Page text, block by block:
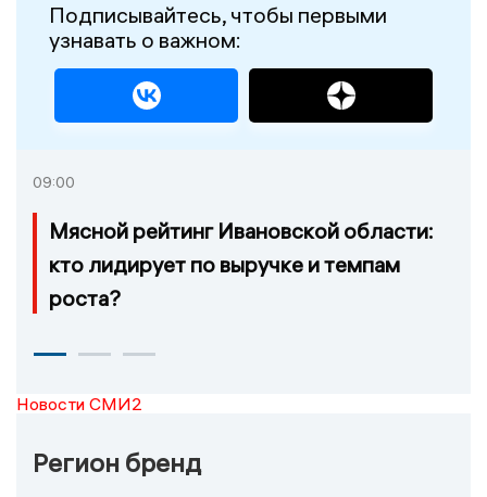
Подписывайтесь, чтобы первыми
узнавать о важном:
09:00
Мясной рейтинг Ивановской области:
кто лидирует по выручке и темпам
роста?
Новости СМИ2
Регион бренд